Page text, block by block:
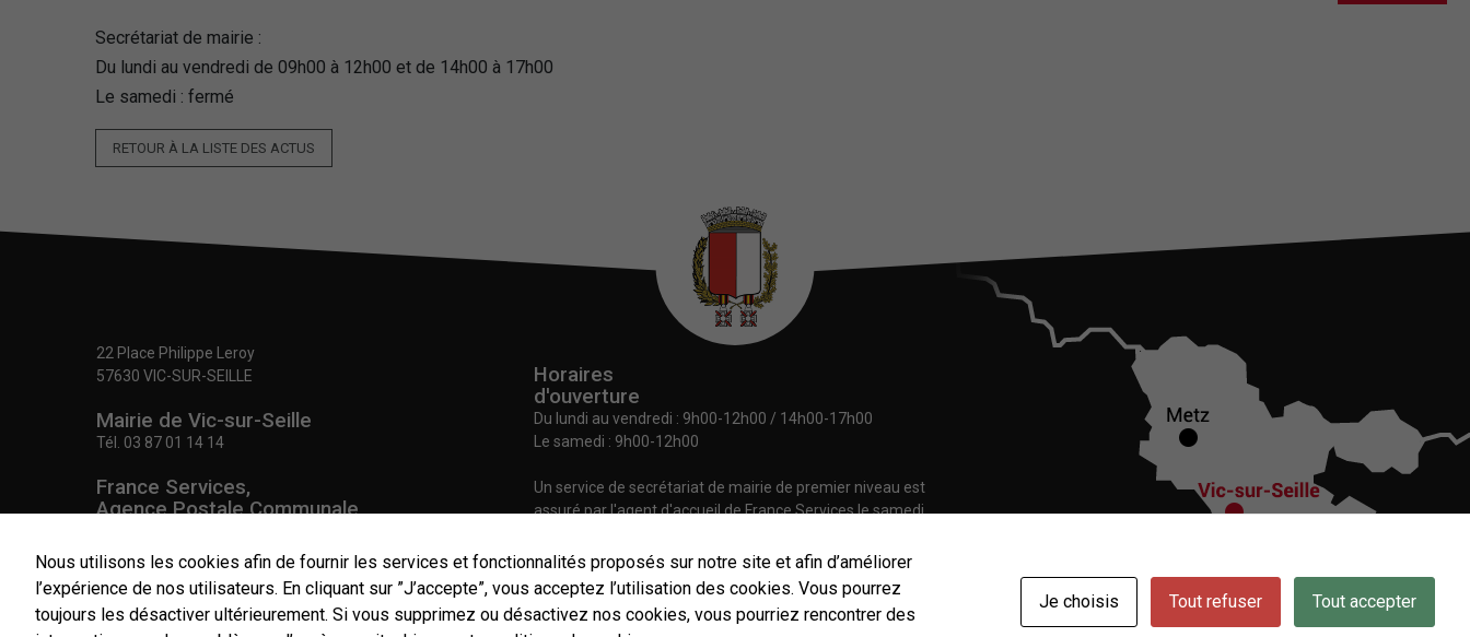
Secrétariat de mairie :
Du lundi au vendredi de 09h00 à 12h00 et de 14h00 à 17h00
Le samedi : fermé
RETOUR À LA LISTE DES ACTUS
22 Place Philippe Leroy
57630 VIC-SUR-SEILLE
Mairie de Vic-sur-Seille
Tél. 03 87 01 14 14
France Services,
Agence Postale Communale
NOUS CONTACTER
Horaires
d'ouverture
Du lundi au vendredi : 9h00-12h00 / 14h00-17h00
Le samedi : 9h00-12h00
Un service de secrétariat de mairie de premier niveau est
assuré par l'agent d'accueil de France Services le samedi
Nous utilisons les cookies afin de fournir les services et fonctionnalités proposés sur notre site et afin d’améliorer
l’expérience de nos utilisateurs. En cliquant sur ”J’accepte”, vous acceptez l’utilisation des cookies. Vous pourrez
toujours les désactiver ultérieurement. Si vous supprimez ou désactivez nos cookies, vous pourriez rencontrer des
Je choisis Tout refuser
Tout accepter
Nécessaires